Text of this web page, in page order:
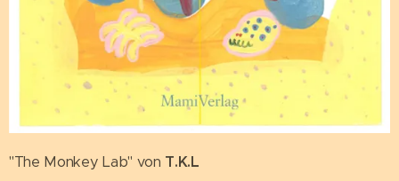
"The Monkey Lab" von T.K.L